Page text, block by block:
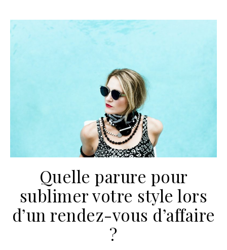
Quelle parure pour
sublimer votre style lors
d’un rendez-vous d’affaire
?